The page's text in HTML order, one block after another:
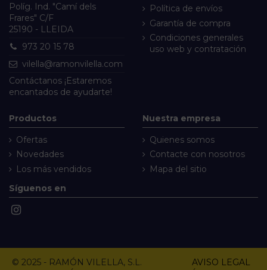
Políg. Ind. "Camí dels
Frares" C/F
25190 - LLEIDA
973 20 15 78
vilella@ramonvilella.com
Contáctanos ¡Estaremos
encantados de ayudarte!
Política de envíos
Garantía de compra
Condiciones generales
uso web y contratación
Productos
Ofertas
Novedades
Los más vendidos
Nuestra empresa
Quienes somos
Contacte con nosotros
Mapa del sitio
Síguenos en
© 2025 - RAMÓN VILELLA, S.L. AVISO LEGAL